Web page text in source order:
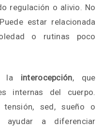
regulación o alivio. No
estar relacionada
o rutinas poco
la interocepción, que
internas del cuerpo.
tensión, sed, sueño o
ayudar a diferenciar